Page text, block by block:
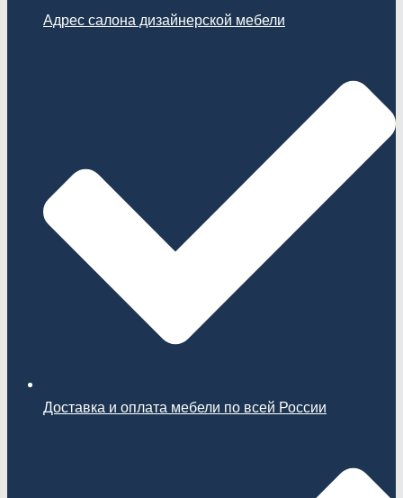
Адрес салона дизайнерской мебели
Доставка и оплата мебели по всей России